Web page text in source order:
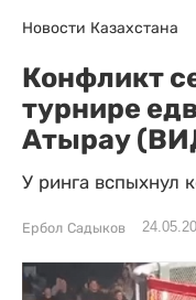
Новости Казахстана
Конфликт
турнире
Атырау
У ринга вспыхнул
Ербол Садыков